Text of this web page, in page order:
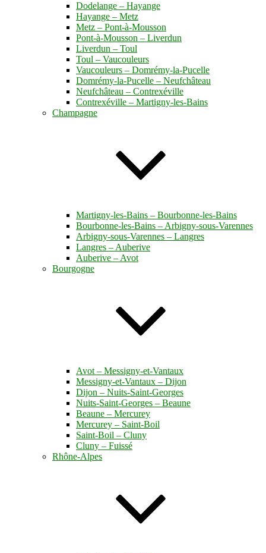
Dodelange – Hayange
Hayange – Metz
Metz – Pont-à-Mousson
Pont-à-Mousson – Liverdun
Liverdun – Toul
Toul – Vaucouleurs
Vaucouleurs – Domrémy-la-Pucelle
Domrémy-la-Pucelle – Neufchâteau
Neufchâteau – Contrexéville
Contrexéville – Martigny-les-Bains
Champagne
Martigny-les-Bains – Bourbonne-les-Bains
Bourbonne-les-Bains – Arbigny-sous-Varennes
Arbigny-sous-Varennes – Langres
Langres – Auberive
Auberive – Avot
Bourgogne
Avot – Messigny-et-Vantaux
Messigny-et-Vantaux – Dijon
Dijon – Nuits-Saint-Georges
Nuits-Saint-Georges – Beaune
Beaune – Mercurey
Mercurey – Saint-Boil
Saint-Boil – Cluny
Cluny – Fuissé
Rhône-Alpes